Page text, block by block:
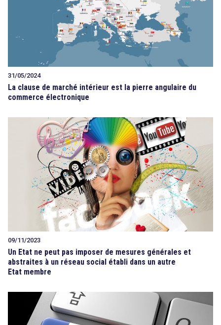
31/05/2024
La clause de marché intérieur est la pierre angulaire du
commerce électronique
09/11/2023
Un Etat ne peut pas imposer de mesures générales et
abstraites à un réseau social établi dans un autre
Etat membre